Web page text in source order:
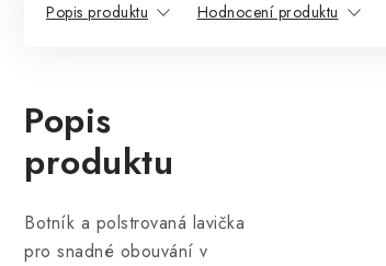
Popis produktu Hodnocení produktu
Popis
produktu
Botník a polstrovaná lavička
pro snadné obouvání v